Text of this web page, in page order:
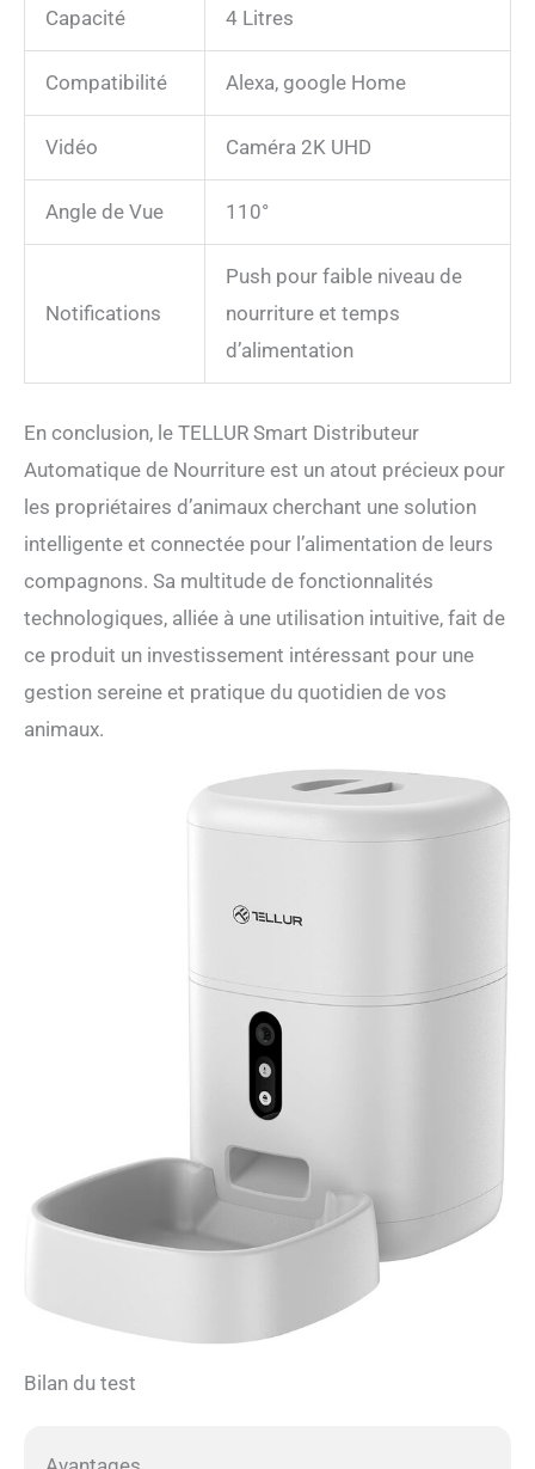
sera entendu 3 fois afin que
communication audio
bidirectionnelle, afin que
vous puissiez appeler votre
COMPLÈTE - Vous pouvez
définir et automatiser 10
portions d'environ 10
Si votre animal consomme
plus de 100 grammes par
atteindre la quantité exacte
que votre animal mange.
NETTOYAGE FACILE -
Récipient alimentaire
lavable et amovible pour un
nettoyage facile. Le
récipient de stockage des
directement dans l'eau et le
nettoyage ne pose aucun
ALIMENTATION :
pour secours en cas de
panne de courant (non
Capacité 4 Litres
Compatibilité Alexa, google Home
Vidéo Caméra 2K UHD
Angle de Vue 110°
Notifications
Push pour faible niveau de
nourriture et temps
d’alimentation
En conclusion, le TELLUR Smart Distributeur
Automatique de Nourriture est un atout précieux pour
les propriétaires d’animaux cherchant une solution
intelligente et connectée pour l’alimentation de leurs
compagnons. Sa multitude de fonctionnalités
technologiques, alliée à une utilisation intuitive, fait de
ce produit un investissement intéressant pour une
gestion sereine et pratique du quotidien de vos
animaux.
Bilan du test